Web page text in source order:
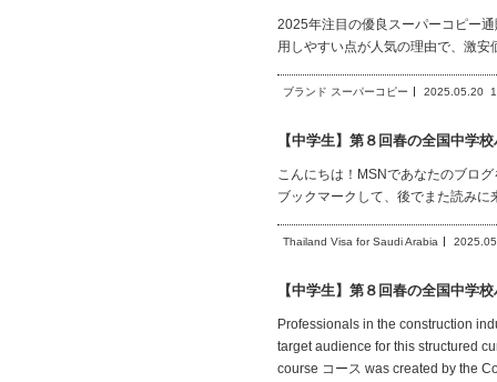
2025年注目の優良スーパーコピー
用しやすい点が人気の理由で、激安
ブランド スーパーコピー 2025.05.20
【中学生】第８回春の全国中学
こんにちは！MSNであなたのブロ
ブックマークして、後でまた読み
Thailand Visa for Saudi Arabia
【中学生】第８回春の全国中学
Professionals in the construction
target audience for this structured
course コース was created by the